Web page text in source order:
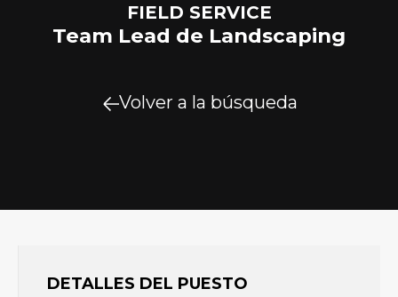
FIELD SERVICE
Team Lead de Landscaping
Volver a la búsqueda
DETALLES DEL PUESTO